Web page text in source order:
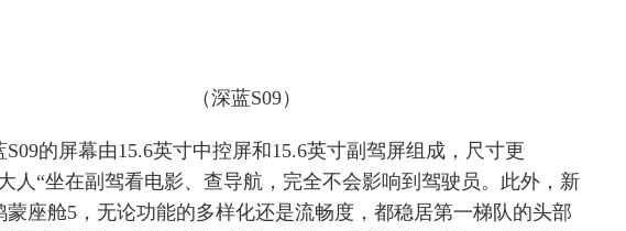
（深蓝S09）
的屏幕由15.6英寸中控屏和15.6英寸副驾屏组成，尺寸更
人“坐在副驾看电影、查导航，完全不会影响到驾驶员。此外，新
蒙座舱5，无论功能的多样化还是流畅度，都稳居第一梯队的头部